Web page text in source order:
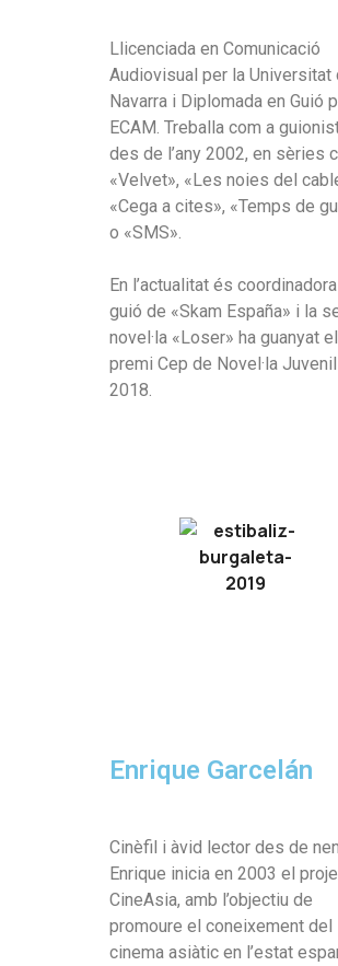
Llicenciada en Comunicació
Audiovisual per la Universitat
Navarra i Diplomada en Guió
ECAM. Treballa com a
des de l’any 2002, en sèries
«Velvet», «Les noies del
«Cega a cites», «Temps de
o «SMS».
En l’actualitat és
guió de «Skam España» i la
novel·la «Loser» ha guanyat el
premi Cep de Novel·la Juvenil
2018.
Enrique Garcelán
Cinèfil i àvid lector des de
Enrique inicia en 2003 el
CineAsia, amb l’objectiu de
promoure el coneixement del
cinema asiàtic en l’estat